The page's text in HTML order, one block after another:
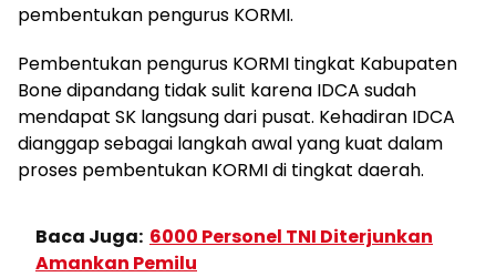
pembentukan pengurus KORMI.
Pembentukan pengurus KORMI tingkat Kabupaten
Bone dipandang tidak sulit karena IDCA sudah
mendapat SK langsung dari pusat. Kehadiran IDCA
dianggap sebagai langkah awal yang kuat dalam
proses pembentukan KORMI di tingkat daerah.
Baca Juga: 6000 Personel TNI Diterjunkan
Amankan Pemilu